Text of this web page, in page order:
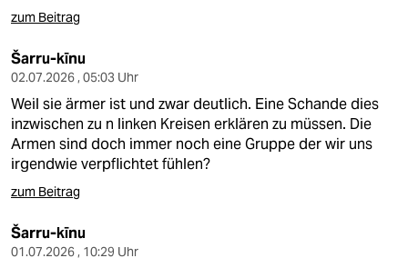
zum Beitrag
Šarru-kīnu
02.07.2026 , 05:03 Uhr
Weil sie ärmer ist und zwar deutlich. Eine Schande dies
inzwischen zu n linken Kreisen erklären zu müssen. Die
Armen sind doch immer noch eine Gruppe der wir uns
irgendwie verpflichtet fühlen?
zum Beitrag
Šarru-kīnu
01.07.2026 , 10:29 Uhr